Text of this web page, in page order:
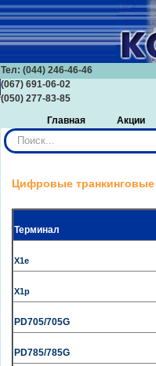
Тел: (044) 246-46-46
(067) 691-06-02
(050) 277-83-85
Главная
Акции
Искать...
Цифровые транкинговые
Терминал
X1e
X1p
PD705/705G
PD785/785G